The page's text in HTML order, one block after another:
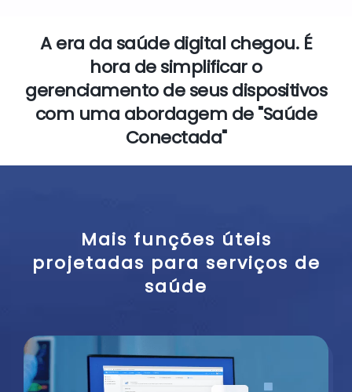
A era da saúde digital chegou. É
hora de simplificar o
gerenciamento de seus dispositivos
com uma abordagem de "Saúde
Conectada"
Mais funções úteis
projetadas para serviços de
saúde